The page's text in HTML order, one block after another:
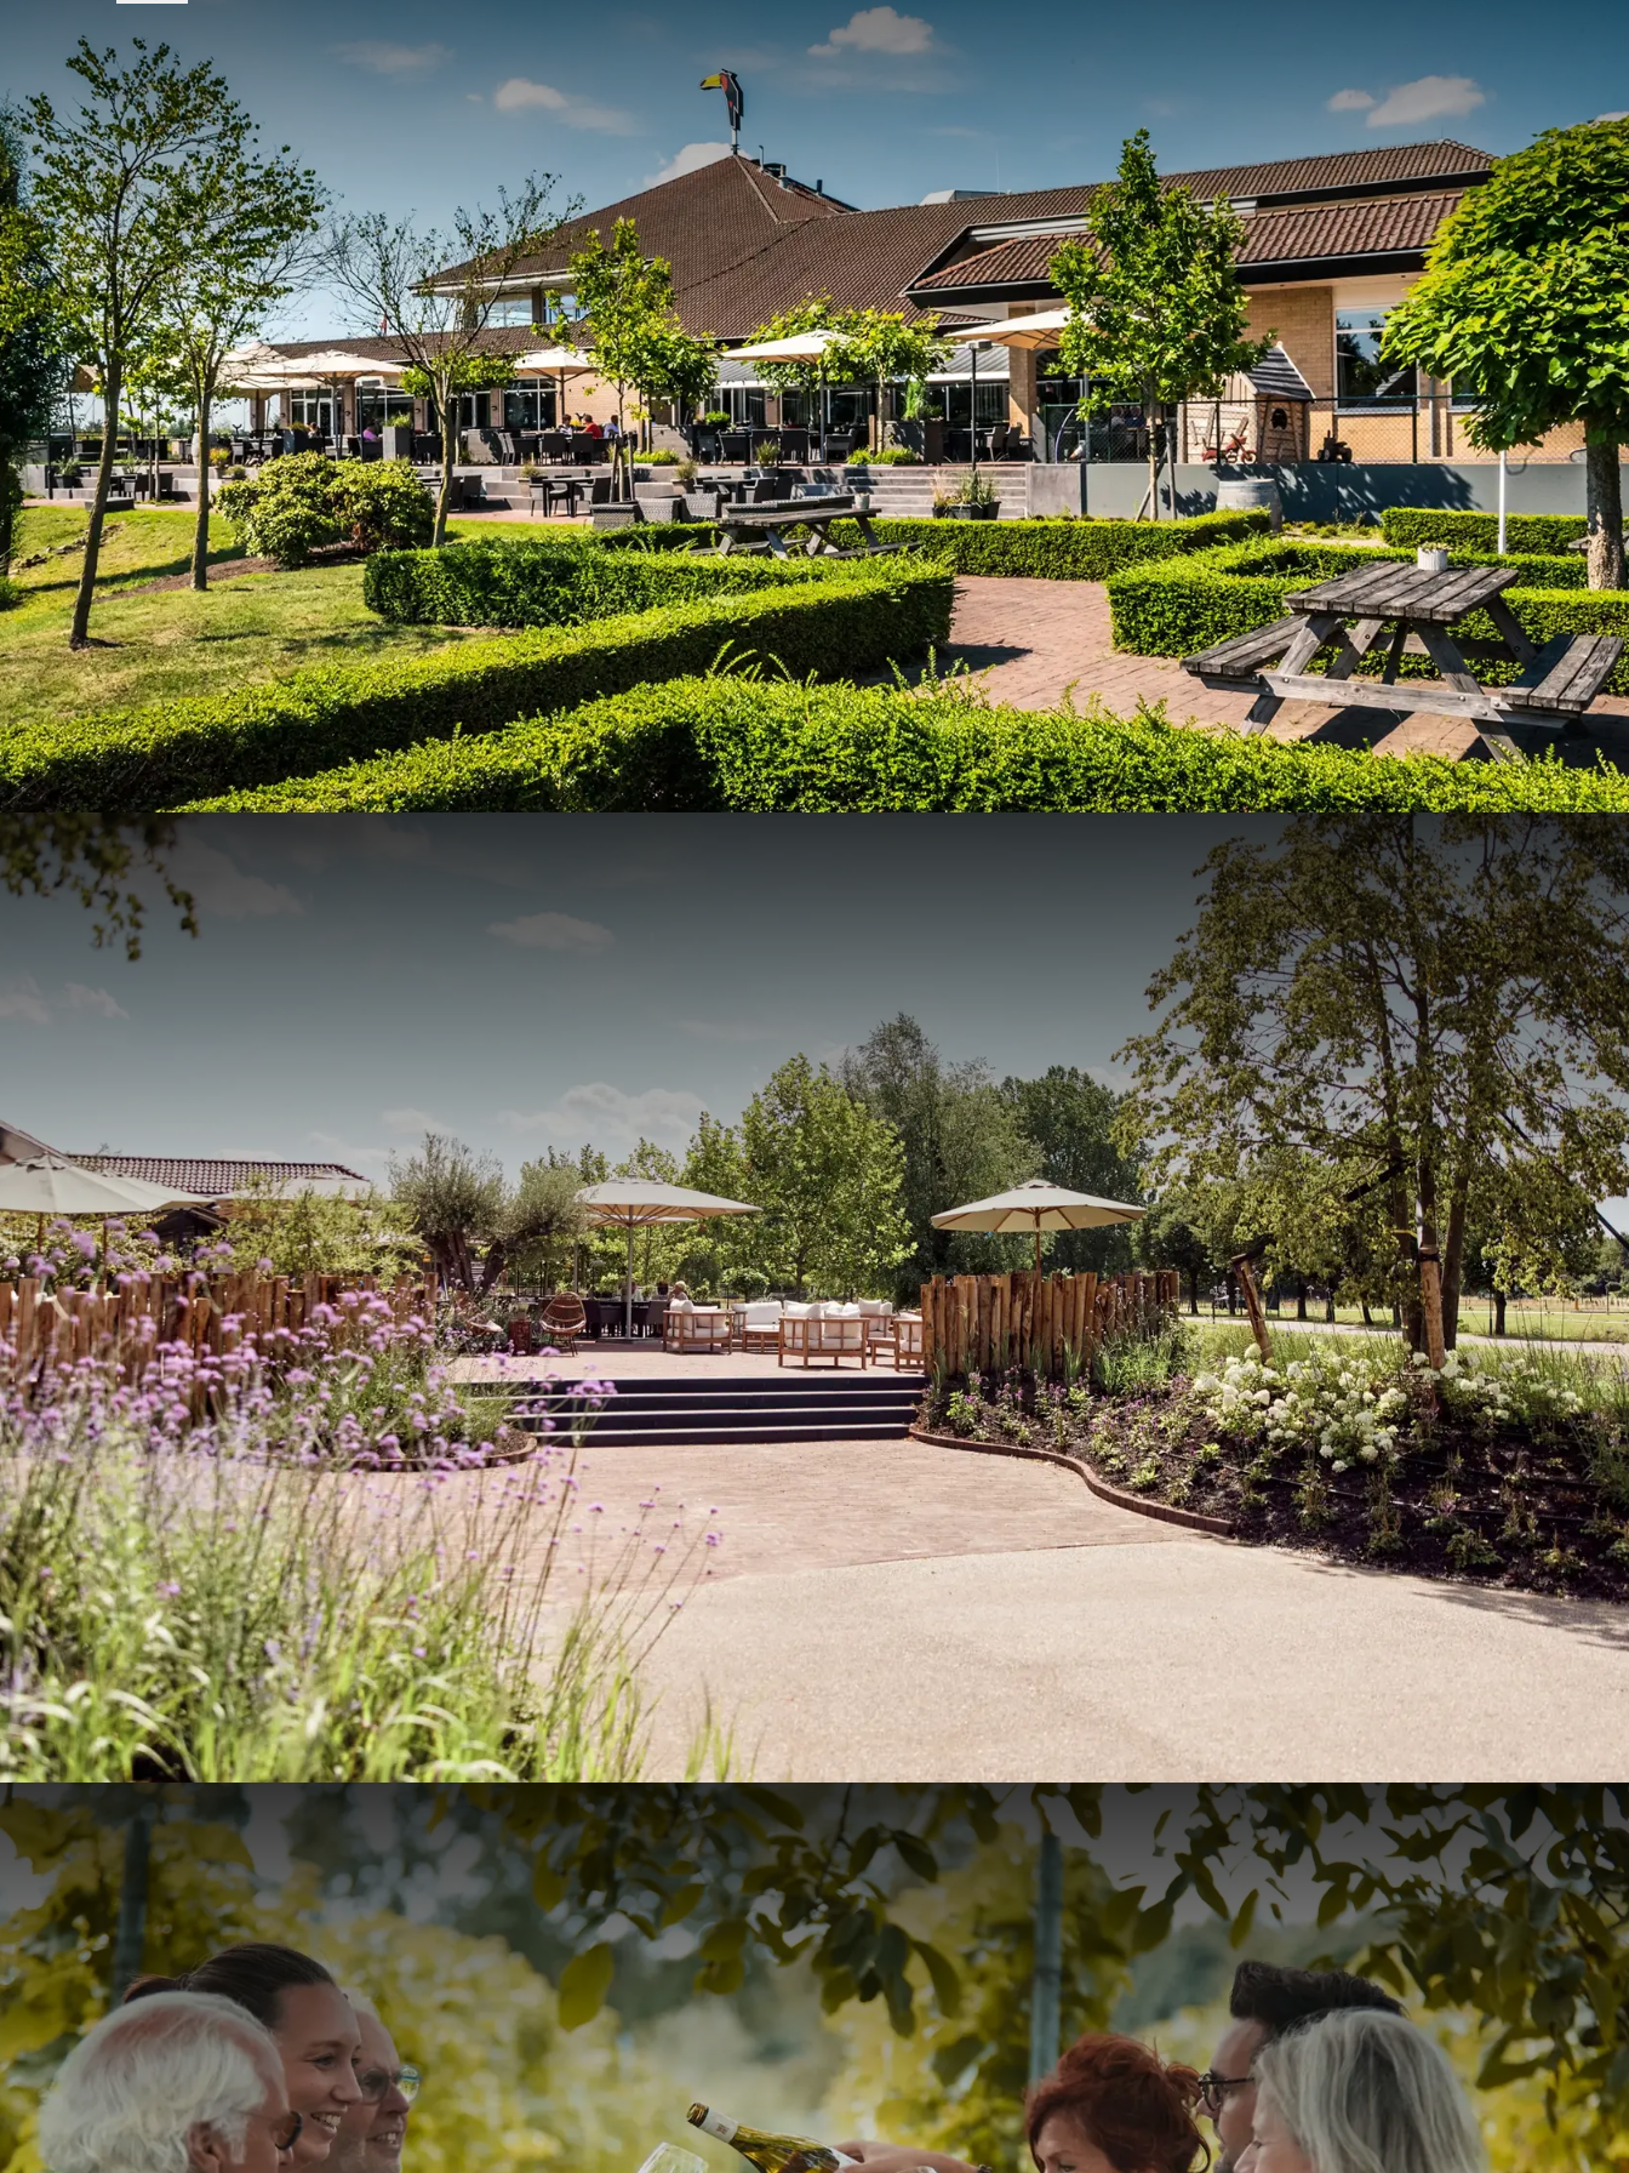
nuitée avec une journée de détente au spa.
Il y a beaucoup à faire dans les environs de Cuijk
Il y a beaucoup de choses à faire dans les de l'hôtel.
Par exemple, vous pouvez opter pour un itinéraire à
vélo ou à pied qui est disponible à la réception de l'hôtel. Vous pouvez également partir avec un vrai guide qui
vous montrera tous les points forts de la région. Ou optez pour une petite promenade dans le centre historique
de Cuijk. À proximité de l'Hôtel Cuijk Nijmegen, vous trouverez divers musées et vous pourrez passer une journée
au parc animalier Burgers Zoo. Le temps le permet-il ? Alors, il y a beaucoup à faire sur l'eau. Vous pouvez par
exemple faire une croisière en voilier ou en canoë sur les lacs de Kraaijenbergse Plassen. En bref, il y a beaucoup à
faire dans la région.